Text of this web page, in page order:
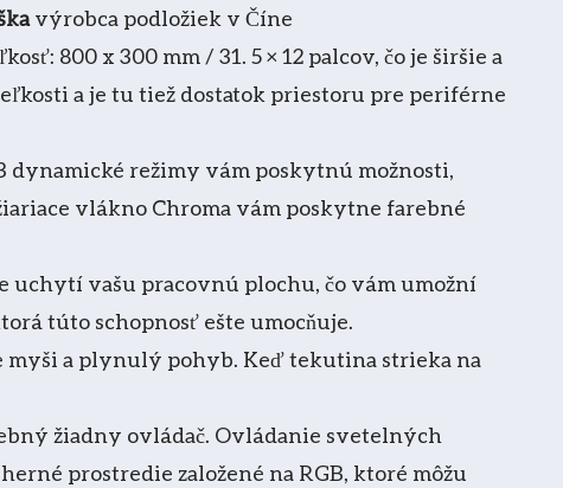
výrobca podložiek v Číne
800 x 300 mm / 31. 5 × 12 palcov, čo je širšie a
a je tu tiež dostatok priestoru pre periférne
dynamické režimy vám poskytnú možnosti,
vlákno Chroma vám poskytne farebné
uchytí vašu pracovnú plochu, čo vám umožní
túto schopnosť ešte umocňuje.
a plynulý pohyb. Keď tekutina strieka na
žiadny ovládač. Ovládanie svetelných
prostredie založené na RGB, ktoré môžu